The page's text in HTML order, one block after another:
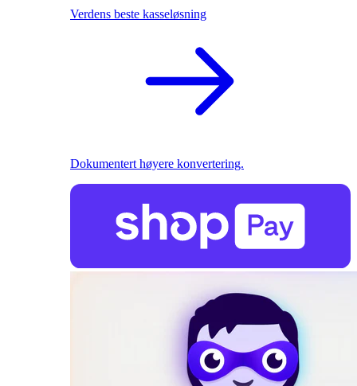
Verdens beste kasseløsning
Dokumentert høyere konvertering.